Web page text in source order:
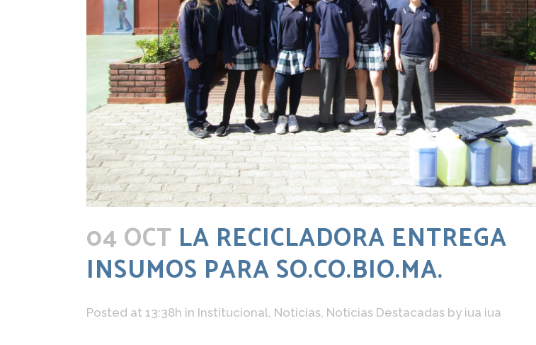
04 OCT LA RECICLADORA ENTREGA
INSUMOS PARA SO.CO.BIO.MA.
Posted at 13:38h in Institucional Noticias Noticias Destacadas by iua iua